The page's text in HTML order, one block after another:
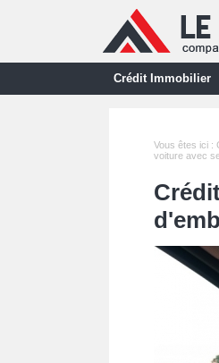
Crédit Immobilier
Vous êtes ici :
voiture avec